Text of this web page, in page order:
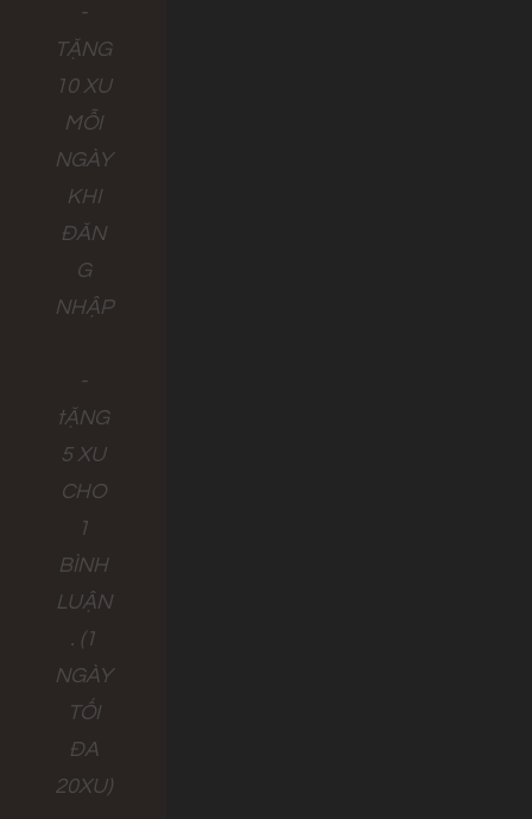
-
TẶNG
10 XU
MỖI
NGÀY
KHI
ĐĂN
G
NHẬP
-
tẶNG
5 XU
CHO
1
BÌNH
LUẬN
. (1
NGÀY
TỐI
ĐA
20XU)